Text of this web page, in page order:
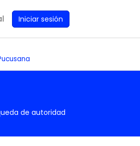
Iniciar sesión
de autoridad